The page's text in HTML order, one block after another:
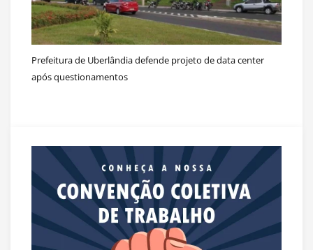
Prefeitura de Uberlândia defende projeto de data center
após questionamentos